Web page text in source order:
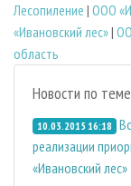
Лесопиление | ООО
«Ивановский лес»|
область
Новости по
10.03.2015 16:18
реализации
«Ивановский лес»